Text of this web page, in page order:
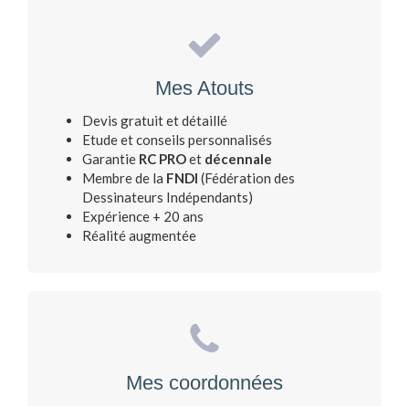
Mes Atouts
Devis gratuit et détaillé
Etude et conseils personnalisés
Garantie RC PROet décennale
Membre de la FNDI (Fédération des
Dessinateurs Indépendants)
Expérience + 20 ans
Réalité augmentée
Mes coordonnées